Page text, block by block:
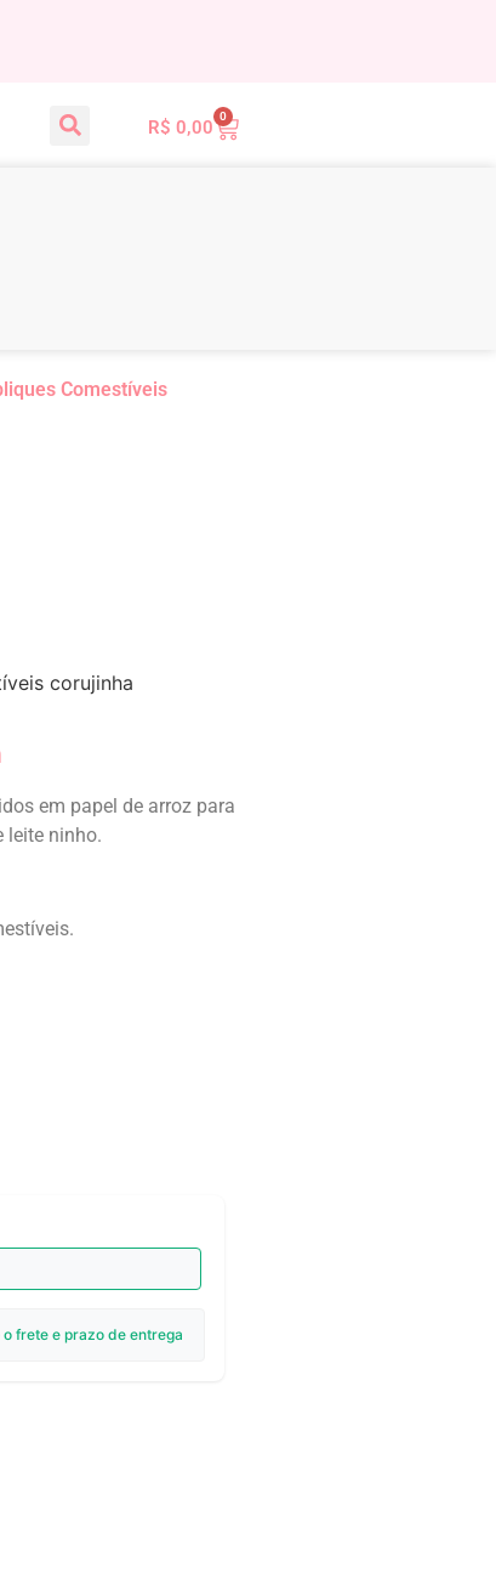
R$ 0,00
0
Comestíveis
corujinha
em papel de arroz para
leite ninho.
frete e prazo de entrega